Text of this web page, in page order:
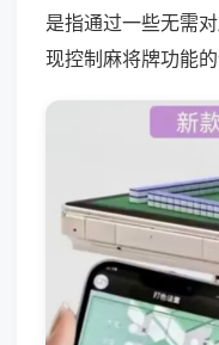
是指通过一些无需
现控制麻将牌功能的